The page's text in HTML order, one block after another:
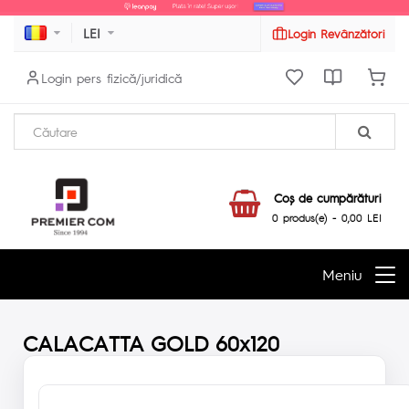
LEI Login Revânzători
Login pers fizică/juridică
Coş de cumpărături
0 produs(e) - 0,00 LEI
Meniu
CALACATTA GOLD 60x120